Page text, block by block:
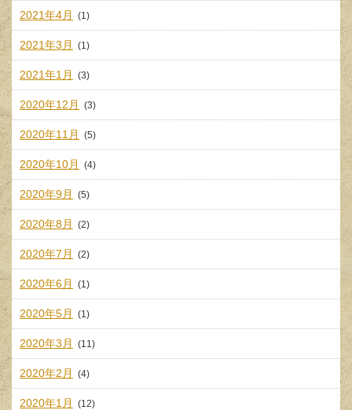
2021年4月 (1)
2021年3月 (1)
2021年1月 (3)
2020年12月 (3)
2020年11月 (5)
2020年10月 (4)
2020年9月 (5)
2020年8月 (2)
2020年7月 (2)
2020年6月 (1)
2020年5月 (1)
2020年3月 (11)
2020年2月 (4)
2020年1月 (12)